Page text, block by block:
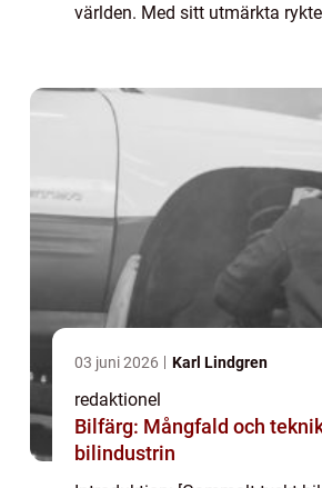
världen. Med sitt utmärkta
03 juni 2026 Karl Lindgren
redaktionel
Bilfärg: Mångfald och
bilindustrin